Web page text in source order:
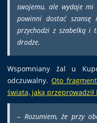
swojemu, ale wydaje
powinni dostać
przychodzi z szabelką i
drodze.
Wspomniany żal u
odczuwalny.Oto
świata, jaką przeprowadził
– Rozumiem, że przy